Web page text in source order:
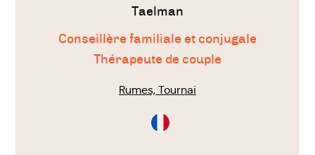
Taelman
Conseillère familiale et conjugale
Thérapeute de couple
Rumes, Tournai
Consultation
en